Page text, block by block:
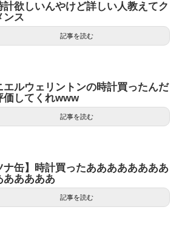
計欲しいんやけど詳しい人教えてク
ンス
記事を読む
エルウェリントンの時計買ったんだ
価してくれwww
記事を読む
ナ缶】時計買ったああああああああ
あああああ
記事を読む